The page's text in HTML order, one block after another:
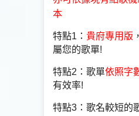
本
特點1： 貴府專用版
屬您的歌單!
特點2：歌單依照字
有效率!
特點3：歌名較短的